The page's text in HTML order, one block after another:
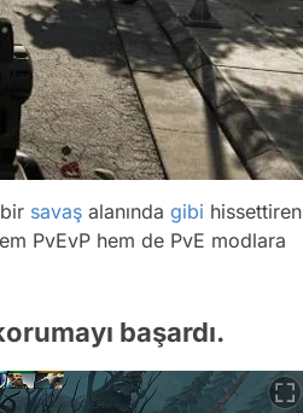
savaş alanında gibi hissettiren
PvEvP hem de PvE modlara
başardı.